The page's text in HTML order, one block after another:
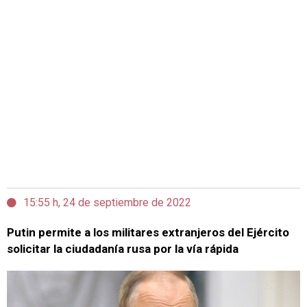
15:55 h, 24 de septiembre de 2022
Putin permite a los militares extranjeros del Ejército
solicitar la ciudadanía rusa por la vía rápida